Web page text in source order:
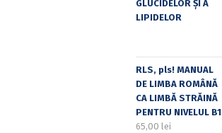
GLUCIDELOR ȘI A
LIPIDELOR
RLS, pls! MANUAL
DE LIMBA ROMÂNĂ
CA LIMBĂ STRĂINĂ
PENTRU NIVELUL B1
65,00 lei